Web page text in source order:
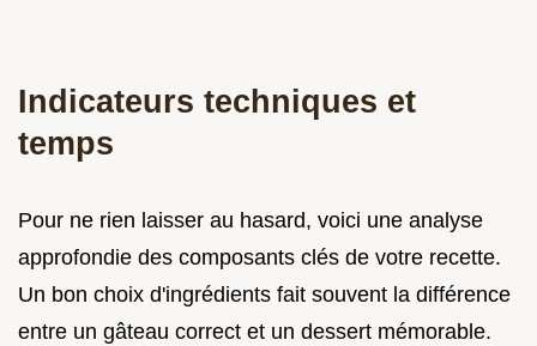
Indicateurs techniques et
temps
Pour ne rien laisser au hasard, voici une analyse
approfondie des composants clés de votre recette.
Un bon choix d'ingrédients fait souvent la différence
entre un gâteau correct et un dessert mémorable.